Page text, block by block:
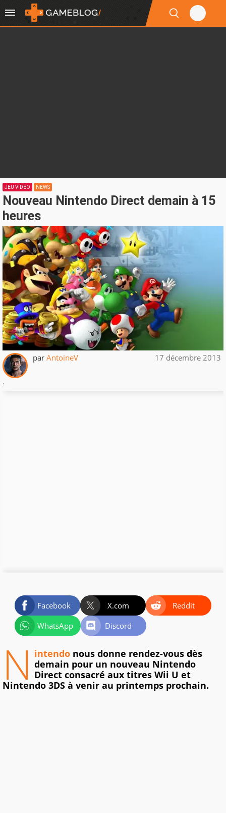
JEU VIDÉO NEWS
Nouveau Nintendo Direct demain à 15
heures
par AntoineV 17 décembre 2013
.
Facebook X.com
Reddit
WhatsApp
Discord
N intendo nous donne rendez-vous dès
demain pour un nouveau Nintendo
Direct consacré aux titres Wii U et
Nintendo 3DS à venir au printemps prochain.